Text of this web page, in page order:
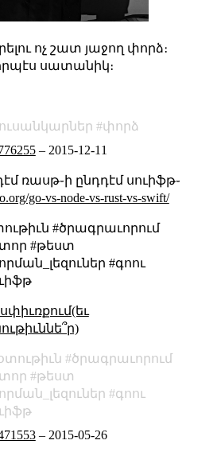
ոչ շատ յաջող փորձ։
սատանիկ։
փորձ
– 2015-12-11
ռասթ֊ի ընդդէմ սուիֆթ֊
go-vs-node-vs-rust-vs-swift/
#ծրագրաւորում
#թեստ
#գոու
ծրագրաւորում
թեստ
գոու
– 2015-05-26